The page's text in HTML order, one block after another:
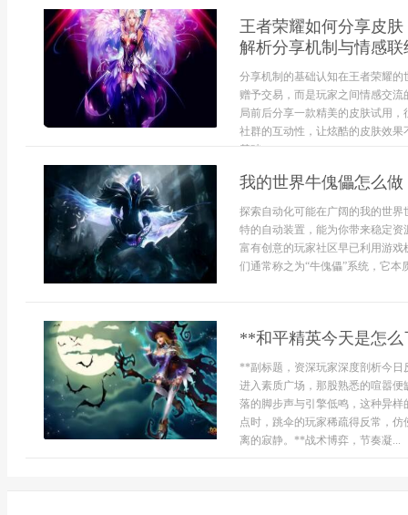
王者荣耀如何分享皮
解析分享机制与情感联
分享机制的基础认知在王者荣耀
赠予交易，而是玩家之间情感交
局前后分享一款精美的皮肤试用
社群的互动性，让炫酷的皮肤效
基础...
我的世界牛傀儡怎么
探索自动化可能在广阔的我的世
特的自动装置，能为你带来稳定
富有创意的玩家社区早已利用游
们通常称之为“牛傀儡”系统，它本
**和平精英今天是怎
**副标题，资深玩家深度剖析今
进入素质广场，那股熟悉的喧嚣
落的脚步声与引擎低鸣，这种异
点时，跳伞的玩家稀疏得反常，
离的寂静。**战术博弈，节奏凝...